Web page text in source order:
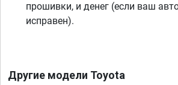
прошивки, и денег (если ваш
исправен).
Другие модели Toyota